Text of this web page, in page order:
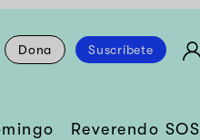
Dona Suscríbete
Reverendo SOS